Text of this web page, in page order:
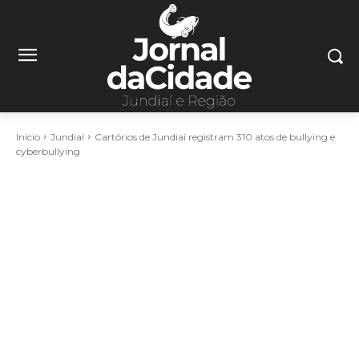
Início Jundiaí
Cartórios de Jundiaí registram 310 atos de bullying e
cyberbullying